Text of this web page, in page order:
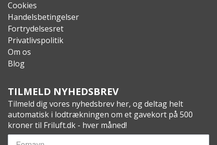
Cookies
Handelsbetingelser
Fortrydelsesret
Privatlivspolitik
Om os
Blog
TILMELD NYHEDSBREV
Tilmeld dig vores nyhedsbrev her, og deltag helt
automatisk i lodtrækningen om et gavekort på 500
kroner til Friluft.dk - hver måned!